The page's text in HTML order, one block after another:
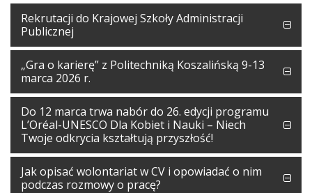
Rekrutacji do Krajowej Szkoły Administracji
Publicznej
„Gra o karierę” z Politechniką Koszalińską 9-13
marca 2026 r.
Do 12 marca trwa nabór do 26. edycji programu
L’Oréal-UNESCO Dla Kobiet i Nauki – Niech
Twoje odkrycia kształtują przyszłość!
Jak opisać wolontariat w CV i opowiadać o nim
podczas rozmowy o pracę?